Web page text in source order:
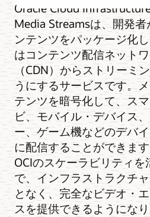
Oracle Cloud
Media Streamsは、開発者
ンテンツをパッケージ化
はコンテンツ配信ネット
（CDN）からストリーミ
うにするサービスです。
テンツを暗号化して、ス
ビ、モバイル・デバイス
ー、ゲーム機などのデバ
に配信することができます
OCIのスケーラビリティを
で、インフラストラクチ
となく、完全なビデオ・
スを提供できるようになり